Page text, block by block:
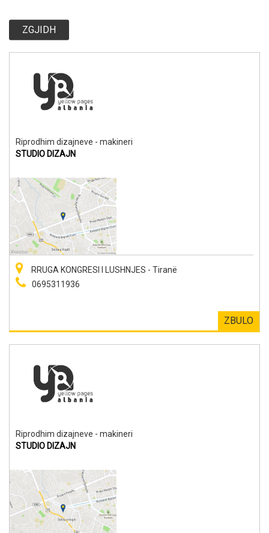
ZGJIDH
Riprodhim dizajneve - makineri
STUDIO DIZAJN
RRUGA KONGRESI I LUSHNJES - Tiranë
0695311936
ZBULO
Riprodhim dizajneve - makineri
STUDIO DIZAJN